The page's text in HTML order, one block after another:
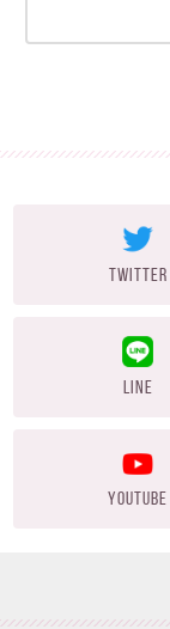
TWITTER
LINE
YOUTUBE